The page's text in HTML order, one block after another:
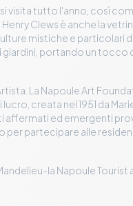
visita tutto l'anno, così
Henry Clews è anche la
mistiche e particolari
portando un tocco
La Napoule Art
creata nel 1951 da
affermati ed emergenti
per partecipare alle
la Napoule Tourist